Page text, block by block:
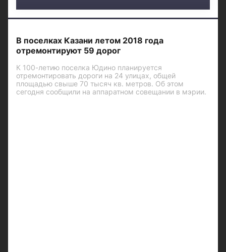
В поселках Казани летом 2018 года
отремонтируют 59 дорог
К 100-летию поселка Юдино планируется
отремонтировать дороги на 24 улицах, общей
площадью свыше 70 тысяч кв. метров. Об этом
сегодня сообщили на аппаратном совещании в мэрии.